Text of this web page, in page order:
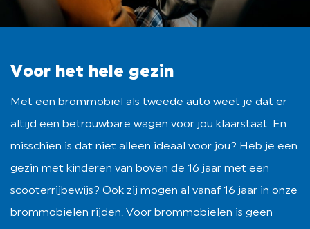
Voor het hele gezin
Met een brommobiel als tweede auto weet je dat er
altijd een betrouwbare wagen voor jou klaarstaat. En
misschien is dat niet alleen ideaal voor jou? Heb je een
gezin met kinderen van boven de 16 jaar met een
scooterrijbewijs? Ook zij mogen al vanaf 16 jaar in onze
brommobielen rijden. Voor brommobielen is geen